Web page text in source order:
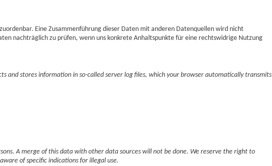
Eine Zusammenführung dieser Daten mit anderen Datenquellen wird nicht
nachträglich zu prüfen, wenn uns konkrete Anhaltspunkte für eine rechtswidrige Nutzung
and stores information in so-called server log files, which your browser automatically transmits
A merge of this data with other data sources will not be done. We reserve the right to
of specific indications for illegal use.